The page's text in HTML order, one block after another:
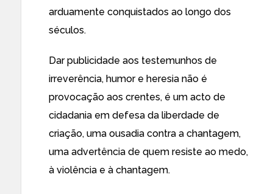
arduamente conquistados ao longo dos
séculos.
Dar publicidade aos testemunhos de
irreverência, humor e heresia não é
provocação aos crentes, é um acto de
cidadania em defesa da liberdade de
criação, uma ousadia contra a chantagem,
uma advertência de quem resiste ao medo,
à violência e à chantagem.